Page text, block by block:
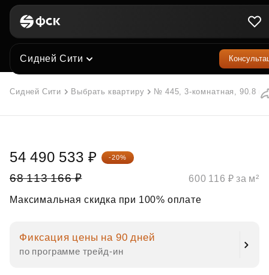
Сидней Сити
Сидней Сити Выбрать квартиру № 445, 3-комнатная, 90.8 м²
68 113 166 ₽
54 490 533 ₽ -20%
Максимальная скидка при 100% оплате
Фиксация цены на 90 дней
по программе трейд‑ин
600 116 ₽ за м²